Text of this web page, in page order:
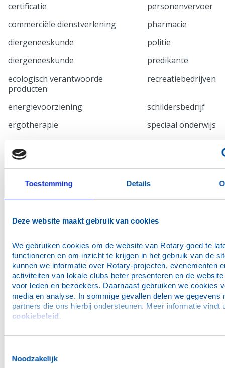
Toestemming Details
Deze website maakt gebruik van cookies
We gebruiken cookies om de website van Rotary goed te
functioneren en om inzicht te krijgen in het gebruik van de
kunnen we informatie over Rotary-projecten, evenementen
activiteiten van lokale clubs beter presenteren en de
voor leden en bezoekers. Daarnaast gebruiken we cookies
media en analyse. In sommige gevallen delen we gegevens
cookiebeleid.
Noodzakelijk
certificatie
personenvervoer
commerciële dienstverlening
pharmacie
diergeneeskunde
politie
diergeneeskunde
predikante
ecologisch verantwoorde
producten
recreatiebedrijven
energievoorziening
schildersbedrijf
ergotherapie
speciaal onderwijs
fiscalist
fysiotherapie/acupunctuur
gem. publieke werken
veehouderij
human resources
verpakkingen
industriële automatisering
waterschappen/
installatiebedrijven
welzijnswerk
juwelier
zorgverzekeringen
kaasgroothandel
Clubgegevens